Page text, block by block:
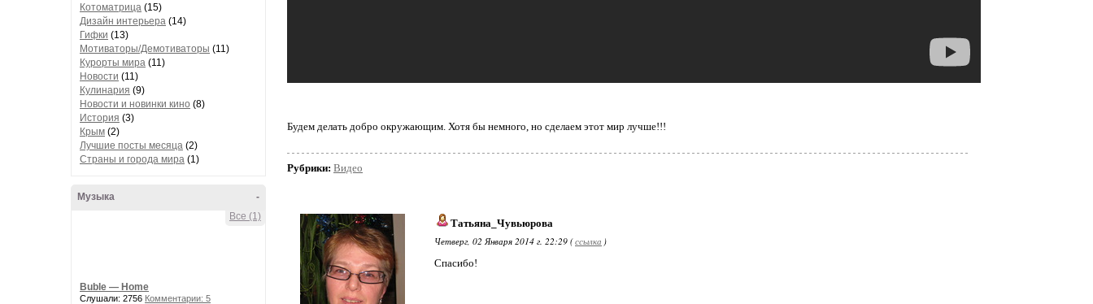
Котоматрица (15)
Дизайн интерьера (14)
Гифки (13)
Мотиваторы/Демотиваторы (11)
Курорты мира (11)
Новости (11)
Кулинария (9)
Новости и новинки кино (8)
История (3)
Крым (2)
Лучшие посты месяца (2)
Страны и города мира (1)
-
Музыка
Все (1)
Buble — Home
Слушали: 2756 Комментарии: 5
Будем делать добро окружающим. Хотя бы немного, но сделаем этот мир лучше!!!
Рубрики: Видео
Татьяна_Чувьюрова
Четверг, 02 Января 2014 г. 22:29 (ссылка )
Спасибо!